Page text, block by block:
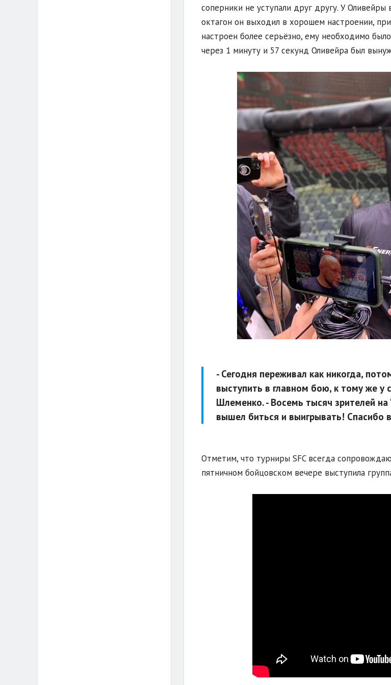
соперники не уступали друг другу. У
октагон он выходил в хорошем настроении,
настроен более серьёзно, ему необходимо
через 1 минуту и 57 секунд Оливейра был
- Сегодня переживал как никогда,
выступить в главном бою, к тому же у
Шлеменко. - Восемь тысяч зрителей
вышел биться и выигрывать! Спасибо
Отметим, что турниры SFC всегда
пятничном бойцовском вечере выступила